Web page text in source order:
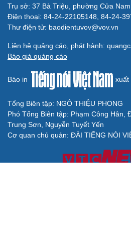
Trụ sở: 37 Bà Triệu, phường Cửa
Điện thoại: 84-24-22105148, 84-24-
Thư điện tử: baodientuvov@vov.vn
Liên hệ quảng cáo, phát hành:
Báo giá quảng cáo
Báo in xuất
Tổng Biên tập: NGÔ THIỆU PHONG
Phó Tổng Biên tập: Phạm Công Hân,
Trung Sơn, Nguyễn Tuyết Yến
Cơ quan chủ quản: ĐÀI TIẾNG NÓI